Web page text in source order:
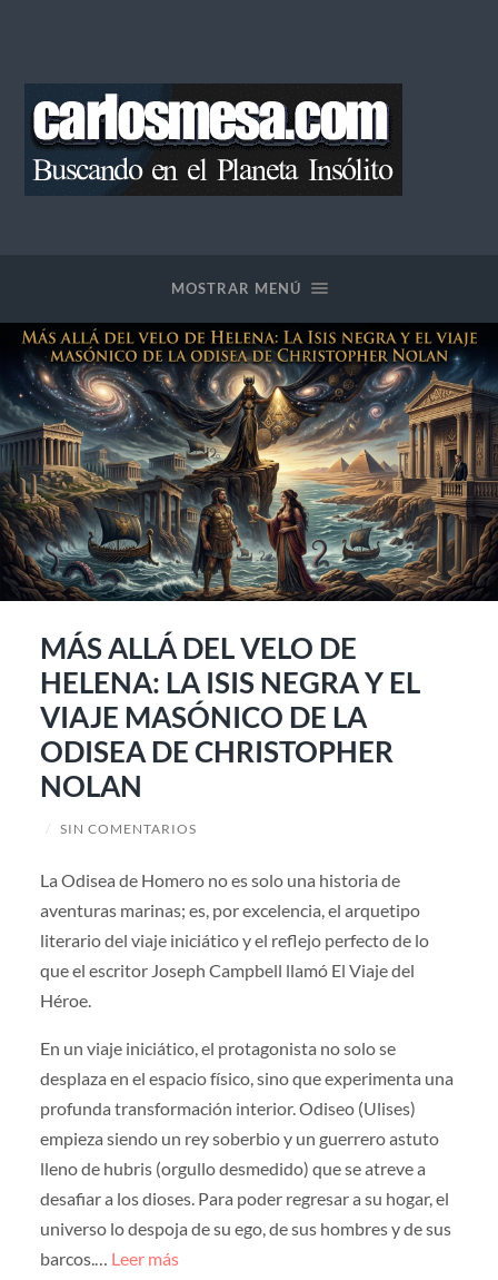
MOSTRAR MENÚ
MÁS ALLÁ DEL VELO DE
HELENA: LA ISIS NEGRA Y EL
VIAJE MASÓNICO DE LA
ODISEA DE CHRISTOPHER
NOLAN
/ SIN COMENTARIOS
La Odisea de Homero no es solo una historia de
aventuras marinas; es, por excelencia, el arquetipo
literario del viaje iniciático y el reflejo perfecto de lo
que el escritor Joseph Campbell llamó El Viaje del
Héroe.
En un viaje iniciático, el protagonista no solo se
desplaza en el espacio físico, sino que experimenta una
profunda transformación interior. Odiseo (Ulises)
empieza siendo un rey soberbio y un guerrero astuto
lleno de hubris (orgullo desmedido) que se atreve a
desafiar a los dioses. Para poder regresar a su hogar, el
universo lo despoja de su ego, de sus hombres y de sus
barcos.… Leer más